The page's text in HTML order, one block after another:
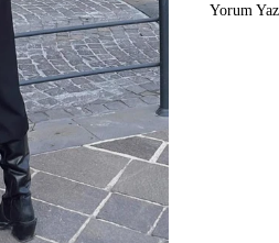
Yorum Yaz